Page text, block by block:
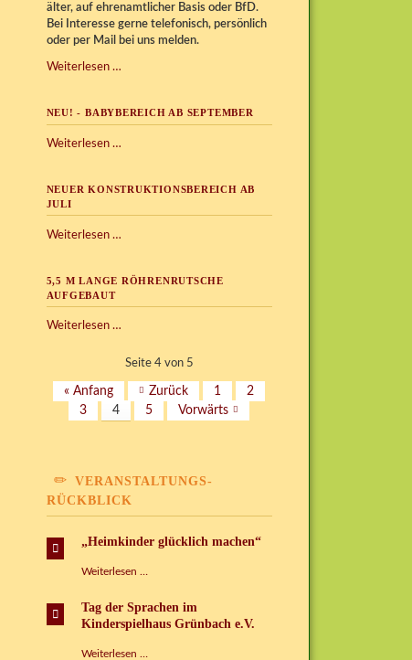
älter, auf ehrenamtlicher Basis oder BfD.
Bei Interesse gerne telefonisch, persönlich
oder per Mail bei uns melden.
Weiterlesen …
NEU! - BABYBEREICH AB SEPTEMBER
Weiterlesen …
ab
NEUER KONSTRUKTIONSBEREICH AB
JULI
Weiterlesen …
Juli
5,5 M LANGE RÖHRENRUTSCHE
AUFGEBAUT
Weiterlesen …
lange
aufgebaut
Seite 4 von 5
« Anfang Zurück 1
2
3
4 5 Vorwärts
VERANSTALTUNGS-
RÜCKBLICK
„Heimkinder glücklich machen“
Weiterlesen …
machen“
Tag der Sprachen im
Kinderspielhaus Grünbach e.V.
Weiterlesen …